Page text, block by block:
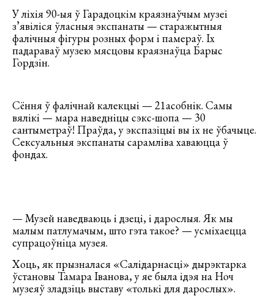
У ліхія 90-ыя ў Гарадоцкім краязнаўчым музеі
з’явіліся ўласныя экспанаты — старажытныя
фалічныя фігуры розных форм і памераў. Іх
падараваў музею мясцовы краязнаўца Барыс
Гордзін.
Сёння ў фалічнай калекцыі — 21асобнік. Самы
вялікі — мара наведніцы сэкс-шопа — 30
сантыметраў! Праўда, у экспазіцыі вы іх не ўбачыце.
Сексуальныя экспанаты сарамліва хаваюцца ў
фондах.
— Музей наведваюць і дзеці, і дарослыя. Як мы
малым патлумачым, што гэта такое? — усміхаецца
супрацоўніца музея.
Хоць, як прызналася «Салідарнасці» дырэктарка
ўстановы Тамара Іванова, у яе была ідэя на Ноч
музеяў зладзіць выставу «толькі для дарослых».